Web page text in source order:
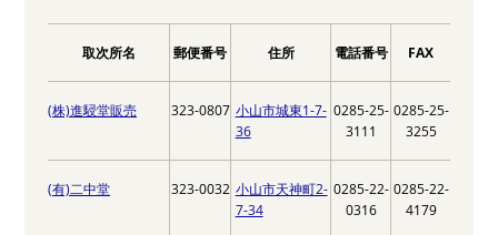
取次所名 郵便番号 住所 電話番号 FAX
(株)進駸堂販売 323-0807 小山市城東1-7-
36
0285-25-
3111
0285-25-
3255
(有)二中堂 323-0032 小山市天神町2-
7-34
0285-22-
0316
0285-22-
4179